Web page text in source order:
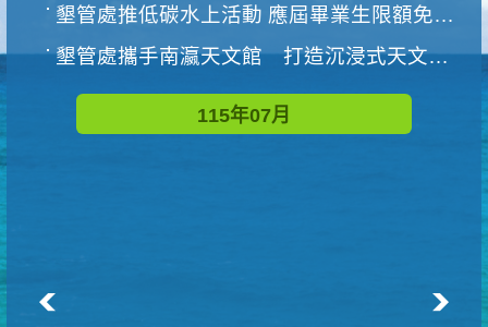
墾管處推低碳水上活動 應屆畢業生限額免費參加
墾管處攜手南瀛天文館 打造沉浸式天文探索營隊
115年07月